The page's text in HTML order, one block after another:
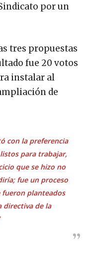
por un
tres propuestas
fue 20 votos
instalar al
de
con la preferencia
para trabajar,
que se hizo no
fue un proceso
planteados
directiva de la